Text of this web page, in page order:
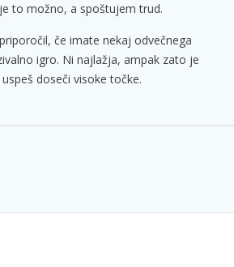
to možno, a spoštujem trud.
če imate nekaj odvečnega
igro. Ni najlažja, ampak zato je
doseči visoke točke.